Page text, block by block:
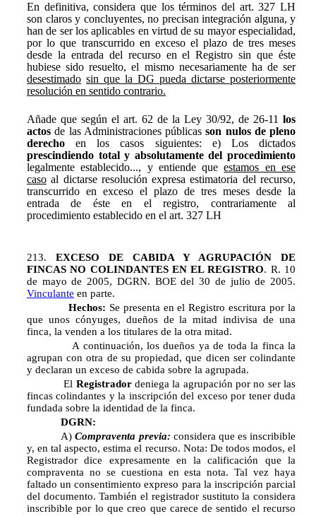
En definitiva, considera que los términos del art. 327 LH
son claros y concluyentes, no precisan integración alguna, y
han de ser los aplicables en virtud de su mayor especialidad,
por lo que transcurrido en exceso el plazo de tres meses
desde la entrada del recurso en el Registro sin que éste
hubiese sido resuelto, el mismo necesariamente ha de ser
desestimado sin que la DG pueda dictarse posteriormente
resolución en sentido contrario.
Añade que según el art. 62 de la Ley 30/92, de 26-11 los
actos de las Administraciones públicasson nulos de pleno
derecho en los casos siguientes: e) Los dictados
prescindiendo total y absolutamente del procedimiento
legalmente establecido..., y entiende queestamos en ese
caso al dictarse resolución expresa estimatoria del recurso,
transcurrido en exceso el plazo de tres meses desde la
entrada de éste en el registro, contrariamente al
procedimiento establecido en el art. 327 LH
213. EXCESO DE CABIDA Y AGRUPACIÓN DE
FINCAS NO COLINDANTES EN EL REGISTRO. R. 10
de mayo de 2005, DGRN. BOE del 30 de julio de 2005.
Vinculante en parte.
Hechos: Se presenta en el Registro escritura por la
que unos cónyuges, dueños de la mitad indivisa de una
finca, la venden a los titulares de la otra mitad.
A continuación, los dueños ya de toda la finca la
agrupan con otra de su propiedad, que dicen ser colindante
y declaran un exceso de cabida sobre la agrupada.
El Registrador deniega la agrupación por no ser las
fincas colindantes y la inscripción del exceso por tener duda
fundada sobre la identidad de la finca.
DGRN:
A)Compraventa previa: considera que es inscribible
y, en tal aspecto, estima el recurso. Nota: De todos modos, el
Registrador dice expresamente en la calificación que la
compraventa no se cuestiona en esta nota. Tal vez haya
faltado un consentimiento expreso para la inscripción parcial
del documento. También el registrador sustituto la considera
inscribible por lo que creo que carece de sentido el recurso